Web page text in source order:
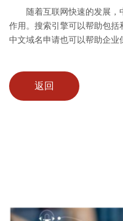
随着互联网快速的发展，中
作用。搜索引擎可以帮助包
中文域名申请也可以帮助企业
返回